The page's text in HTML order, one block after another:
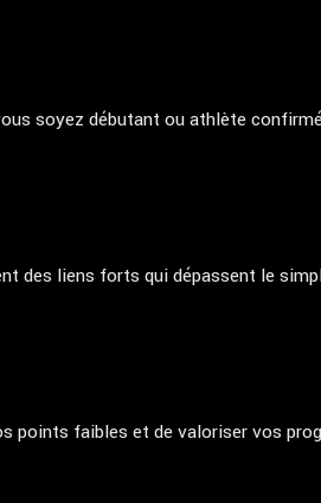
soyez débutant ou athlète
des liens forts qui dépassent le
points faibles et de valoriser vos